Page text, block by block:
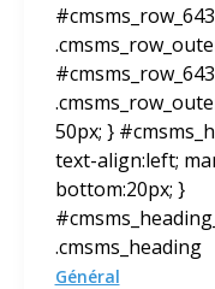
50px; }
text-align:left;
bottom:20px; }
.cmsms_heading
Général